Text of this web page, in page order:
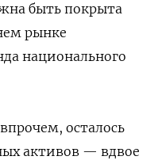
быть покрыта
рынке
национального
осталось
активов — вдвое